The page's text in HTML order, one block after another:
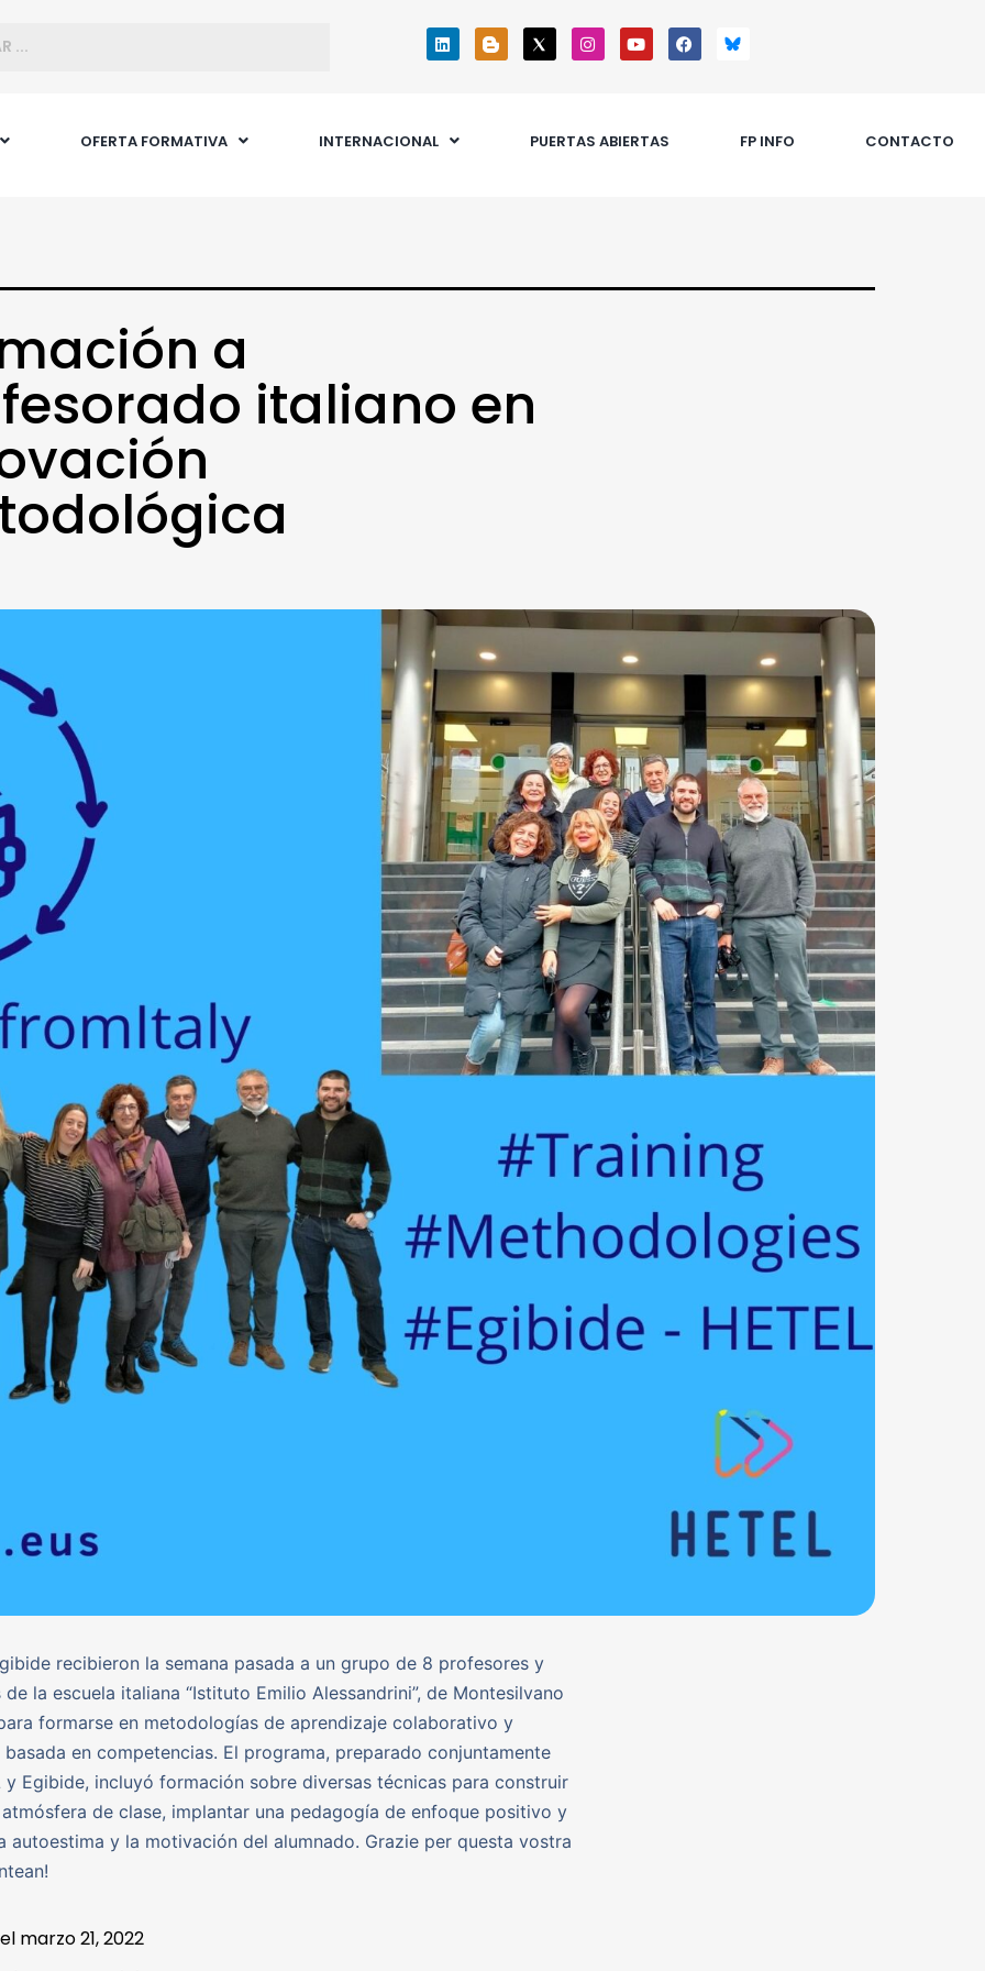
OFERTA FORMATIVA INTERNACIONAL PUERTAS ABIERTAS FP INFO CONTACTO
a
italiano en
recibieron la semana pasada a un grupo de 8 profesores y
la escuela italiana “Istituto Emilio Alessandrini”, de Montesilvano
formarse en metodologías de aprendizaje colaborativo y
basada en competencias. El programa, preparado conjuntamente
y Egibide, incluyó formación sobre diversas técnicas para construir
de clase, implantar una pedagogía de enfoque positivo y
autoestima y la motivación del alumnado. Grazie per questa vostra
marzo 21, 2022